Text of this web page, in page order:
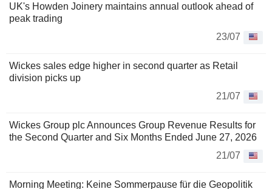
UK's Howden Joinery maintains annual outlook ahead of
peak trading
23/07
Wickes sales edge higher in second quarter as Retail
division picks up
21/07
Wickes Group plc Announces Group Revenue Results for
the Second Quarter and Six Months Ended June 27, 2026
21/07
Morning Meeting: Keine Sommerpause für die Geopolitik